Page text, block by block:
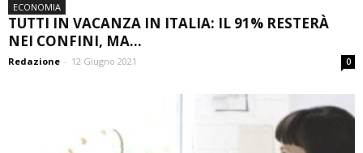
ECONOMIA
TUTTI IN VACANZA IN ITALIA: IL 91% RESTERÀ
NEI CONFINI, MA...
Redazione - 12 Giugno 2021 0